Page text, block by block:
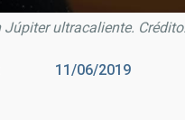
ultracaliente.
11/06/2019